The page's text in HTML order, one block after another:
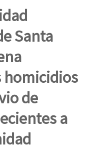
(As populações
Santa
homicidios
de
a